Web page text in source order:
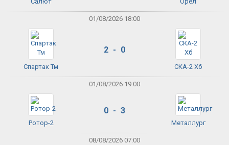
01/08/2026 18:00
Спартак Тм
2 - 0
СКА-2 Хб
01/08/2026 19:00
Ротор-2
0 - 3
Металлург
08/08/2026 07:00